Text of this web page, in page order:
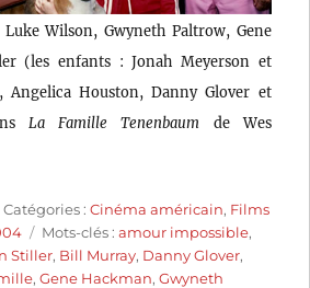
Wilson, Gwyneth Paltrow, Gene
(les enfants : Jonah Meyerson et
Angelica Houston, Danny Glover et
La Famille Tenenbaum de Wes
Catégories
Catégories :Cinéma américain, Films
Étiquettes
Mots-clés :amour impossible,
Stiller, Bill Murray, Danny Glover,
,Gene Hackman,Gwyneth